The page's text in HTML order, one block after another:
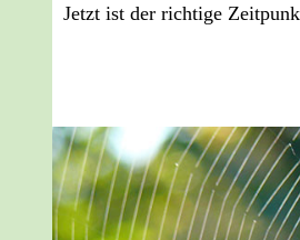
Jetzt ist der richtige